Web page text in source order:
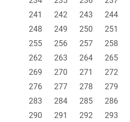
241
242 243 244
248
249 250 251
255
256 257 258
262
263 264 265
269
270 271 272
276
277 278 279
283
284 285 286
290
291 292 293